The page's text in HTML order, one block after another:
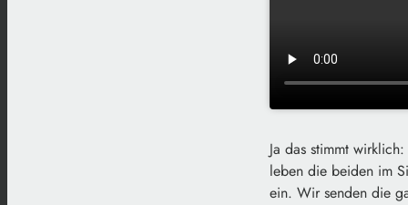
Ja das stimmt
leben die beiden im
ein. Wir senden die